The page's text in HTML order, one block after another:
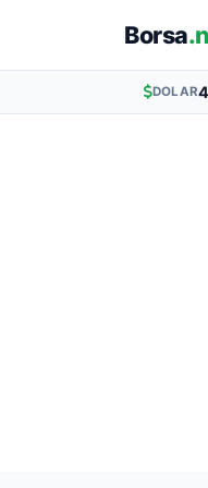
Borsa
DOLAR